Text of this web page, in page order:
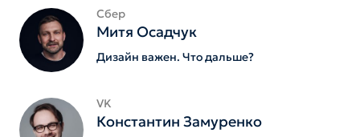
Сбер
Митя Осадчук
Дизайн важен. Что дальше?
VK
Константин Замуренко